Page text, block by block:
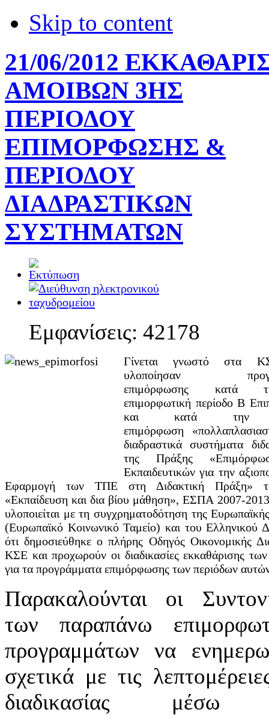
Skip to content
21/06/2012
ΑΜΟΙΒΩΝ 3ΗΣ
ΠΕΡΙΟΔΟΥ
ΕΠΙΜΟΡΦΩΣΗΣ &
ΠΕΡΙΟΔΟΥ
ΔΙΑΔΡΑΣΤΙΚΩΝ
ΣΥΣΤΗΜΑΤΩΝ
Εμφανίσεις: 42178
Γίνεται γνωστό στα
υλοποίησαν
επιμόρφωσης
επιμορφωτική περίοδο Β
και κατά την
επιμόρφωση
διαδραστικά συστήματα
της Πράξης
Εκπαιδευτικών για την
Εφαρμογή των ΤΠΕ στη Διδακτική Πράξη»
«Εκπαίδευση και δια βίου μάθηση», ΕΣΠΑ 2007-
υλοποιείται με τη συγχρηματοδότηση της
(Ευρωπαϊκό Κοινωνικό Ταμείο) και του Ελληνικού
ότι δημοσιεύθηκε ο πλήρης Οδηγός Οικονομικής
ΚΣΕ και προχωρούν οι διαδικασίες εκκαθάρισης
για τα προγράμματα επιμόρφωσης των περιόδων
Παρακαλούνται οι
των παραπάνω
προγραμμάτων να
σχετικά με τις
διαδικασίας μέσω